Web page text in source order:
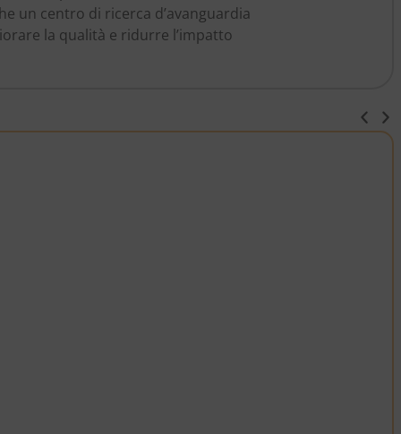
un centro di ricerca d’avanguardia
la qualità e ridurre l’impatto